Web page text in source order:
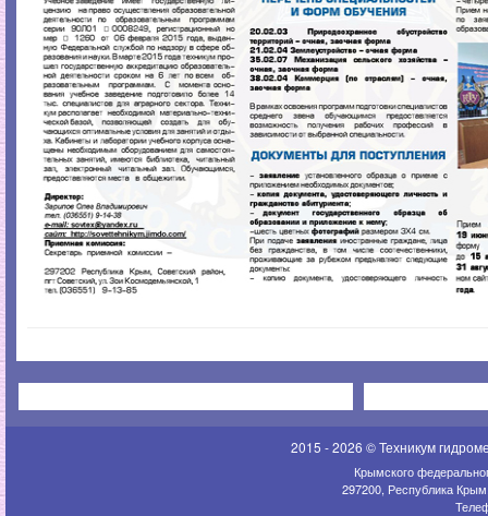
2015 - 2026 © Техникум
Крымского
297200, Республика